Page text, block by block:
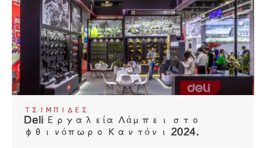
ΤΣΙΜΠΊΔΕΣ
Deli Εργαλεία Λάμπει στο
φθινόπωρο Καντόνι 2024.